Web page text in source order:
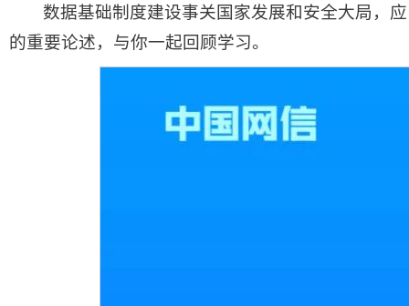
数据基础制度建设事关国家发展和安全大局，
的重要论述，与你一起回顾学习。